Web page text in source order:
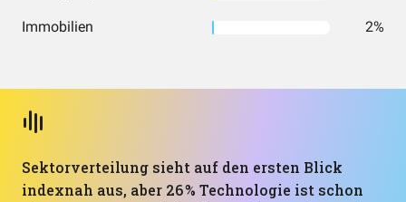
Immobilien 2%
Sektorverteilung sieht auf den ersten Blick
indexnah aus, aber 26 % Technologie ist schon